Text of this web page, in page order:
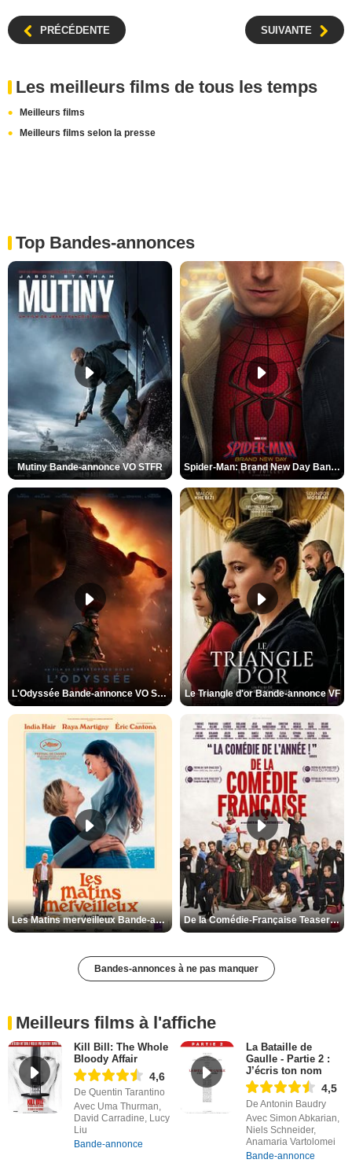
PRÉCÉDENTE SUIVANTE
Les meilleurs films de tous les temps
Meilleurs films
Meilleurs films selon la presse
Top Bandes-annonces
Mutiny Bande-annonce VO STFR Spider-Man: Brand New Day Bande-annonce VO STFR
L'Odyssée Bande-annonce VO STFR Le Triangle d'or Bande-annonce VF
Les Matins merveilleux Bande-annonce VF De la Comédie-Française Teaser VF
Bandes-annonces à ne pas manquer
Meilleurs films à l'affiche
Kill Bill: The Whole
Bloody Affair
4,6
De Quentin Tarantino
Avec Uma Thurman,
David Carradine, Lucy
Liu
Bande-annonce
La Bataille de
Gaulle - Partie 2 :
J’écris ton nom
4,5
De Antonin Baudry
Avec Simon Abkarian,
Niels Schneider,
Anamaria Vartolomei
Bande-annonce